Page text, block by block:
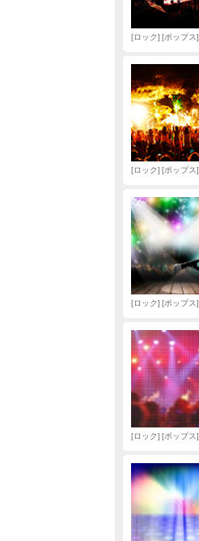
ロック ポップス
ロック ポップス
ロック ポップス
ロック ポップス